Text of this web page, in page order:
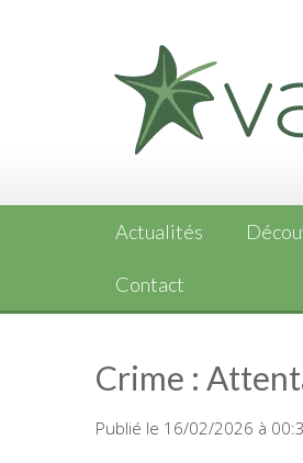
Actualités
Contact
Crime :
Publié le 16/02/2026 à